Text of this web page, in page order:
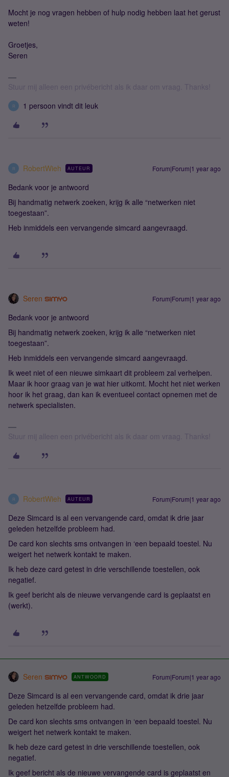
Mocht je nog vragen hebben of hulp nodig hebben laat het gerust
weten!
Groetjes,
Seren
Stuur mij alleen een privébericht als ik daar om vraag. Thanks!
R 1 persoon vindt dit leuk
R RobertWieh AUTEUR Forum|Forum|1 year ago
Bedank voor je antwoord
Bij handmatig netwerk zoeken, krijg ik alle “netwerken niet
toegestaan”.
Heb inmiddels een vervangende simcard aangevraagd.
Seren Forum|Forum|1 year ago
Bedank voor je antwoord
Bij handmatig netwerk zoeken, krijg ik alle “netwerken niet
toegestaan”.
Heb inmiddels een vervangende simcard aangevraagd.
Ik weet niet of een nieuwe simkaart dit probleem zal verhelpen.
Maar ik hoor graag van je wat hier uitkomt. Mocht het niet werken
hoor ik het graag, dan kan ik eventueel contact opnemen met de
netwerk specialisten.
Stuur mij alleen een privébericht als ik daar om vraag. Thanks!
R RobertWieh AUTEUR Forum|Forum|1 year ago
Deze Simcard is al een vervangende card, omdat ik drie jaar
geleden hetzelfde probleem had.
De card kon slechts sms ontvangen in ‘een bepaald toestel. Nu
weigert het netwerk kontakt te maken.
Ik heb deze card getest in drie verschillende toestellen, ook
negatief.
Ik geef bericht als de nieuwe vervangende card is geplaatst en
(werkt).
Seren ANTWOORD Forum|Forum|1 year ago
Deze Simcard is al een vervangende card, omdat ik drie jaar
geleden hetzelfde probleem had.
De card kon slechts sms ontvangen in ‘een bepaald toestel. Nu
weigert het netwerk kontakt te maken.
Ik heb deze card getest in drie verschillende toestellen, ook
negatief.
Ik geef bericht als de nieuwe vervangende card is geplaatst en